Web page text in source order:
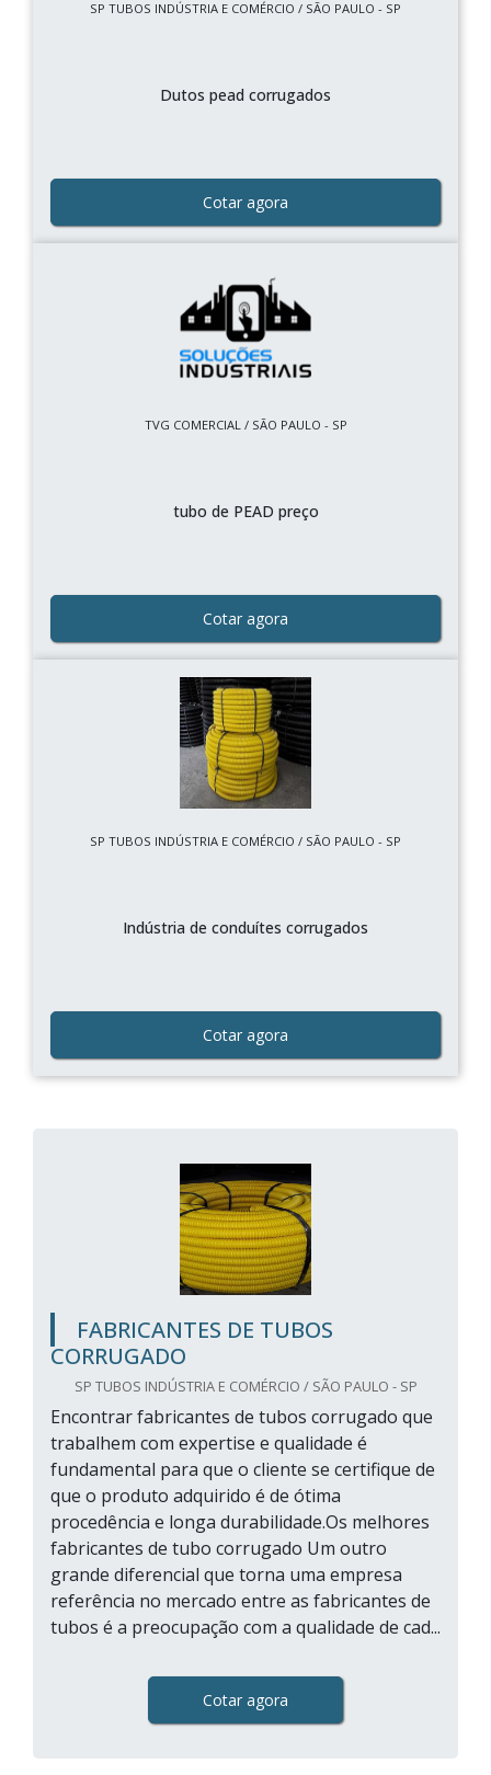
SP TUBOS INDÚSTRIA E COMÉRCIO / SÃO PAULO - SP
Dutos pead corrugados
Cotar agora
TVG COMERCIAL / SÃO PAULO - SP
tubo de PEAD preço
Cotar agora
SP TUBOS INDÚSTRIA E COMÉRCIO / SÃO PAULO - SP
Indústria de conduítes corrugados
Cotar agora
FABRICANTES DE TUBOS
CORRUGADO
SP TUBOS INDÚSTRIA E COMÉRCIO / SÃO PAULO - SP
Encontrar fabricantes de tubos corrugado que
trabalhem com expertise e qualidade é
fundamental para que o cliente se certifique de
que o produto adquirido é de ótima
procedência e longa durabilidade.Os melhores
fabricantes de tubo corrugado Um outro
grande diferencial que torna uma empresa
referência no mercado entre as fabricantes de
tubos é a preocupação com a qualidade de cad...
Cotar agora